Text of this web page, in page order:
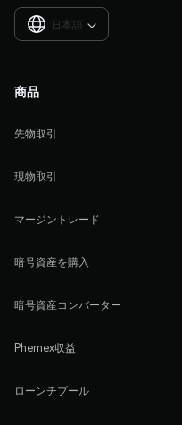
日本語 
商品
先物取引
現物取引
マージントレード
暗号資産を購入
暗号資産コンバーター
Phemex収益
ローンチプール